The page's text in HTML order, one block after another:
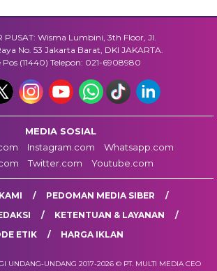
PUSAT: Wisma Lumbini, 3th Floor, Jl.
No. 53 Jakarta Barat, DKI JAKARTA.
Pos (11440) Telepon: 021-6908980
MEDIA SOSIAL
Instagram.com
Whatsapp.com
Twitter.com Youtube.com
PEDOMAN MEDIA SIBER
KETENTUAN & LAYANAN
ETIK
HARGA IKLAN
UNDANG-UNDANG 2017-2026 © PT. MULTI MEDIA CEO